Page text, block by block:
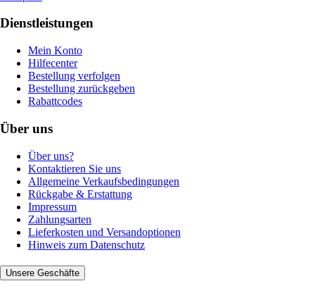
Dienstleistungen
Mein Konto
Hilfecenter
Bestellung verfolgen
Bestellung zurückgeben
Rabattcodes
Über uns
Über uns?
Kontaktieren Sie uns
Allgemeine Verkaufsbedingungen
Rückgabe & Erstattung
Impressum
Zahlungsarten
Lieferkosten und Versandoptionen
Hinweis zum Datenschutz
Unsere Geschäfte